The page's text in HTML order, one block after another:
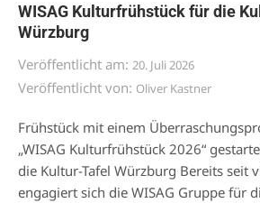
WISAG Kulturfrühstück für die
Würzburg
Veröffentlicht am: 20. Juli 2026
Veröffentlicht von: Oliver Kastner
Frühstück mit einem
„WISAG Kulturfrühstück 2026“
die Kultur-Tafel Würzburg Bereits seit
engagiert sich die WISAG Gruppe für